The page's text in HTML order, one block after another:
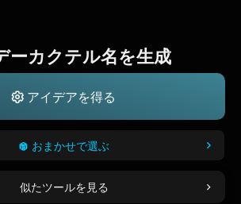
ーカクテル名を生成
アイデアを得る
おまかせで選ぶ
似たツールを見る